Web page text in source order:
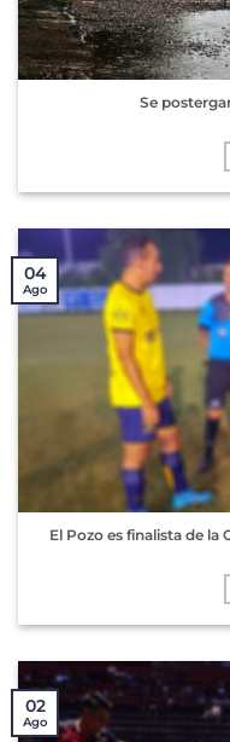
Se
El Pozo es finalista de la
04
Ago
02
Ago